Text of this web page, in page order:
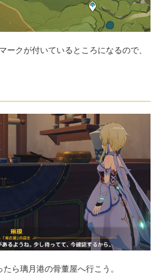
ークが付いているところになるので、
ら璃月港の骨董屋へ行こう。